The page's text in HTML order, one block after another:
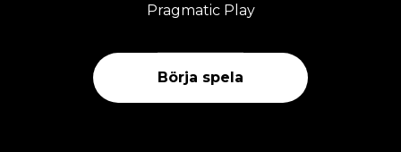
Pragmatic Play
Börja spela